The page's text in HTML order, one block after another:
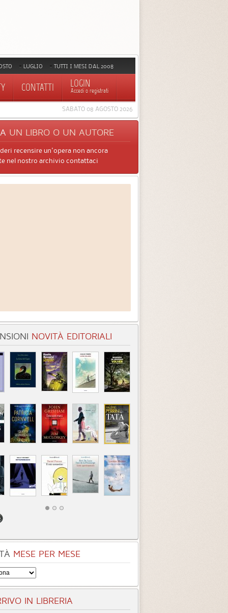
LUGLIO TUTTI I MESI DAL 2008
CONTATTI LOGIN
Accedi o registrati
SABATO 08 AGOSTO 2026
UN LIBRO O UN AUTORE
recensire un'opera non ancora
nel nostro archivio contattaci
NOVITÀ EDITORIALI
MESE PER MESE
IN LIBRERIA